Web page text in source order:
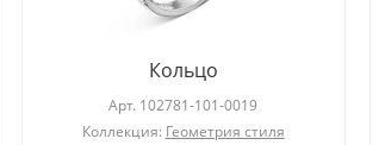
Кольцо
Арт. 102781-101-0019
Коллекция: Геометрия стиля